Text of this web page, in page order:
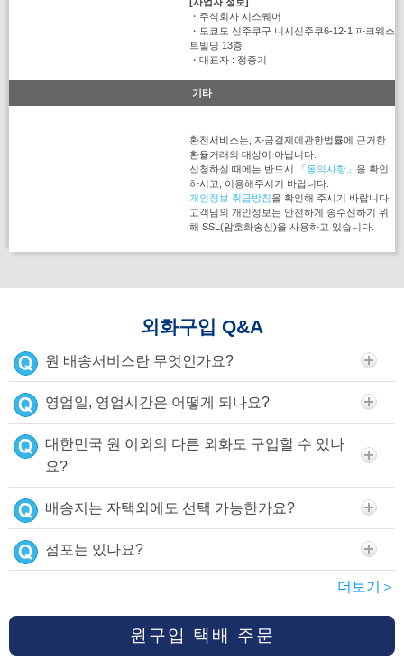
・주식회사 시스퀘어
・도쿄도 신주쿠구 니시신주쿠6-12-1 파크웨스
트빌딩 13층
・대표자 : 정중기
기타
환전서비스는, 자금결제에관한법률에 근거한
환율거래의 대상이 아닙니다.
신청하실 때에는 반드시
「동의사항」 을 확인
하시고, 이용해주시기 바랍니다.
개인정보 취급방침을 확인해 주시기 바랍니다.
고객님의 개인정보는 안전하게 송수신하기 위
해 SSL(암호화송신)을 사용하고 있습니다.
외화구입 Q&A
원 배송서비스란 무엇인가요?
영업일, 영업시간은 어떻게 되나요?
대한민국 원 이외의 다른 외화도 구입할 수 있나
요?
배송지는 자택외에도 선택 가능한가요?
점포는 있나요?
더보기＞
원구입 택배 주문